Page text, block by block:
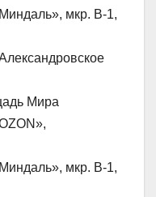
мкр. В-1,
Мира
мкр. В-1,